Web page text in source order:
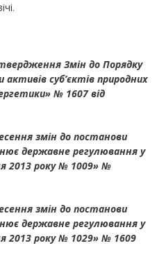
Змін до Порядку
суб’єктів природних
№ 1607 від
змін до постанови
державне регулювання у
2013 року № 1009» №
змін до постанови
державне регулювання у
2013 року № 1029» № 1609